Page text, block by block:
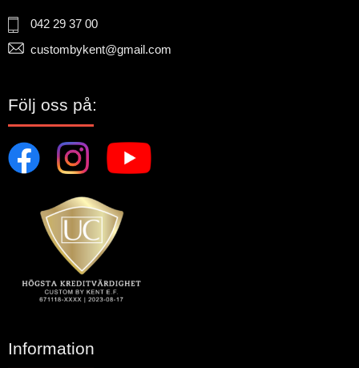
042 29 37 00
custombykent@gmail.com
Följ oss på:
Information